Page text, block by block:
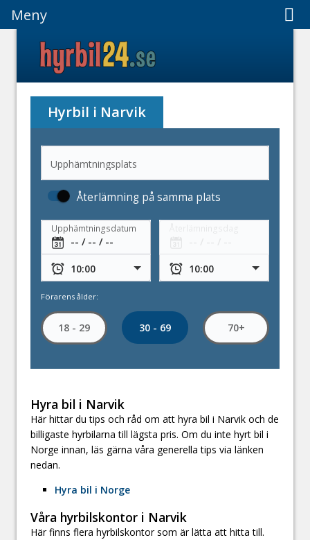
Meny
Hyrbil i Narvik
Upphämtningsplats
Återlämning på samma plats
Upphämtningsdatum
Förarens ålder:
18 - 29 30 - 69 70+
Hyra bil i Narvik
Här hittar du tips och råd om att hyra bil i Narvik och de
billigaste hyrbilarna till lägsta pris. Om du inte hyrt bil i
Norge innan, läs gärna våra generella tips via länken
nedan.
Hyra bil i Norge
Våra hyrbilskontor i Narvik
Här finns flera hyrbilskontor som är lätta att hitta till.
Meny